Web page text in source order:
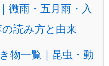
黴雨・五月雨・入
読み方と由来
物一覧｜昆虫・動